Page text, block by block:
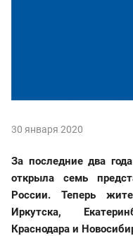
30 января 2020
За последние два
открыла семь
России. Теперь
Иркутска,
Краснодара и